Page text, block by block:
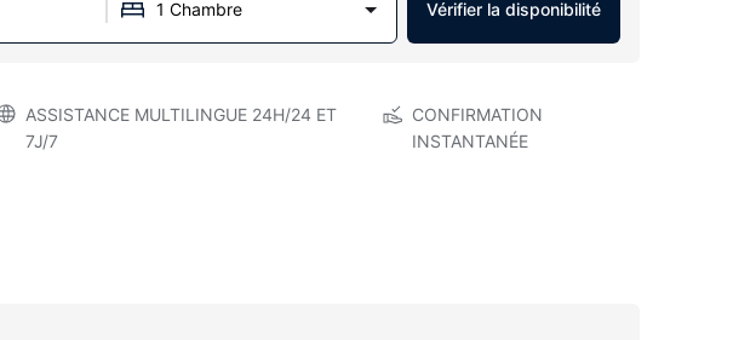
1 Chambre Vérifier la disponibilité
ASSISTANCE MULTILINGUE 24H/24 ET
7J/7
CONFIRMATION
INSTANTANÉE